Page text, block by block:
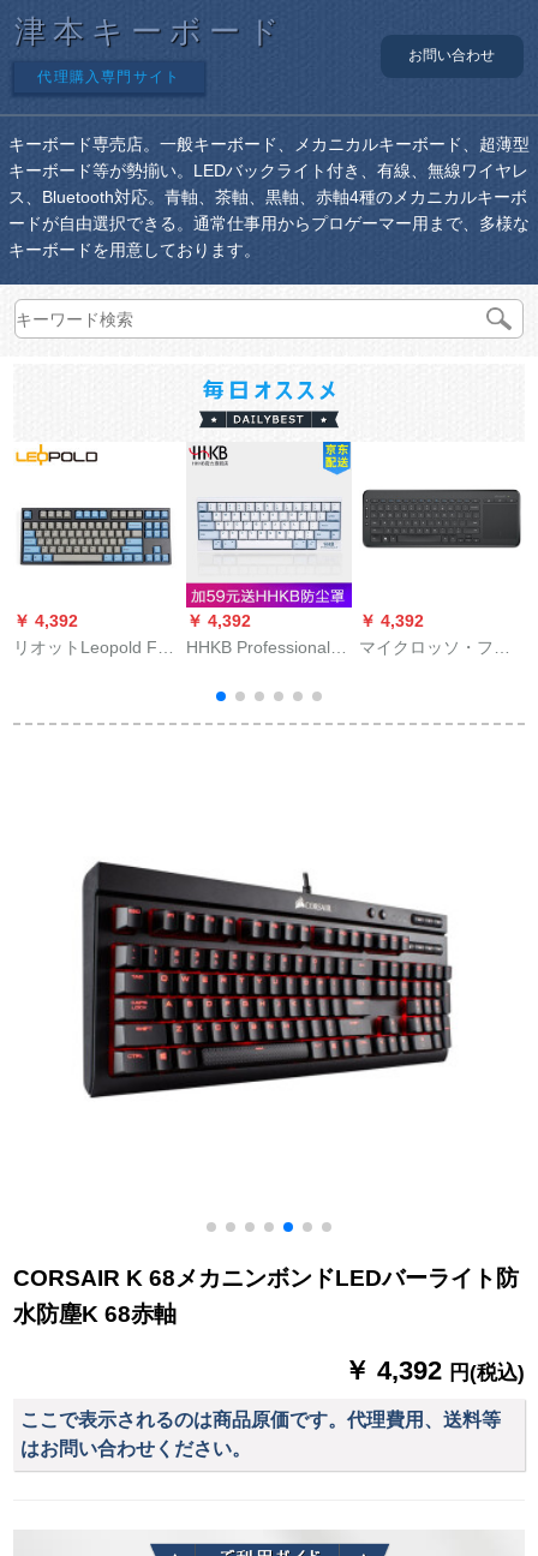
津本キーボード
代理購入専門サイト
お問い合わせ
キーボード専売店。一般キーボード、メカニカルキーボード、超薄型
キーボード等が勢揃い。LEDバックライト付き、有線、無線ワイヤレ
ス、Bluetooth対応。青軸、茶軸、黒軸、赤軸4種のメカニカルキーボ
ードが自由選択できる。通常仕事用からプロゲーマー用まで、多様な
キーボードを用意しております。
￥ 4,392
リオットLeopold FC
盤メカニンボンド青
￥ 4,392
HHKB Professional静
ッチコド農夫専用無
線Bluetooth/有線USB
￥ 4,392
マイクロッソ・フト
One Media Keyboard
CORSAIR K 68メカニンボンドLEDバーライト防
水防塵K 68赤軸
￥ 4,392 円(税込)
ここで表示されるのは商品原価です。代理費用、送料等
はお問い合わせください。